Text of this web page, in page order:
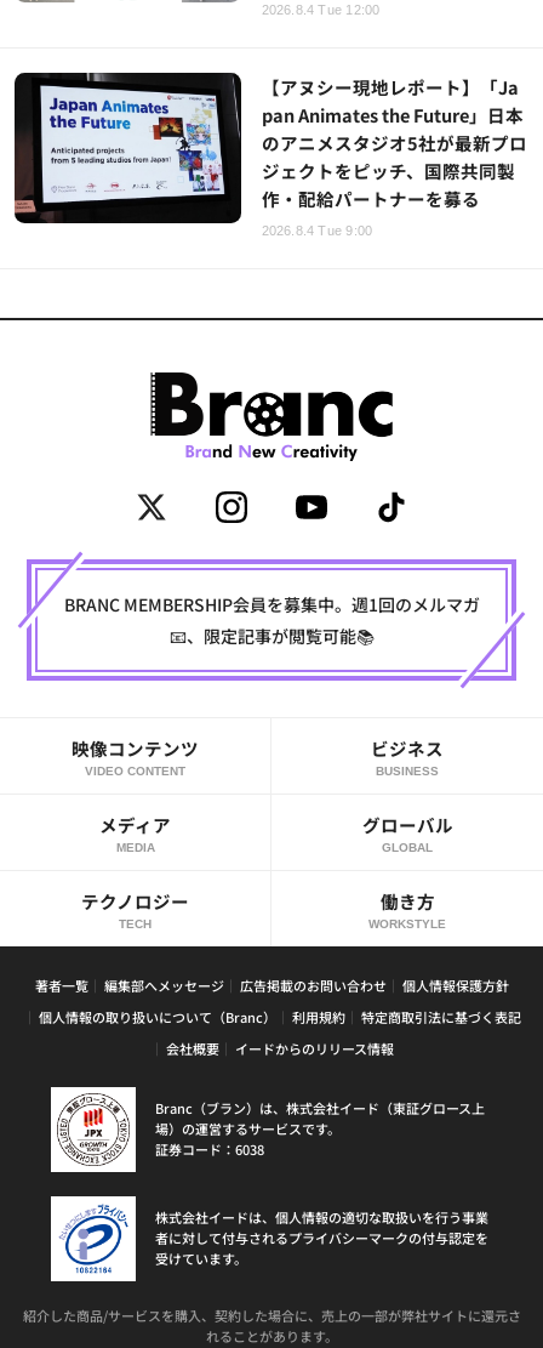
2026.8.4 Tue 12:00
【アヌシー現地レポート】「Ja
pan Animates the Future」日本
のアニメスタジオ5社が最新プロ
ジェクトをピッチ、国際共同製
作・配給パートナーを募る
2026.8.4 Tue 9:00
BRANC MEMBERSHIP会員を募集中。週1回のメルマガ
📧、限定記事が閲覧可能📚
映像コンテンツ
VIDEO CONTENT
ビジネス
BUSINESS
メディア
MEDIA
グローバル
GLOBAL
テクノロジー
TECH
働き方
WORKSTYLE
著者一覧 編集部へメッセージ 広告掲載のお問い合わせ
個人情報保護方針
個人情報の取り扱いについて（Branc）
利用規約
特定商取引法に基づく表記
会社概要
イードからのリリース情報
Branc（ブラン）は、株式会社イード（東証グロース上
場）の運営するサービスです。
証券コード：6038
株式会社イードは、個人情報の適切な取扱いを行う事業
者に対して付与されるプライバシーマークの付与認定を
受けています。
紹介した商品/サービスを購入、契約した場合に、売上の一部が弊社サイトに還元さ
れることがあります。